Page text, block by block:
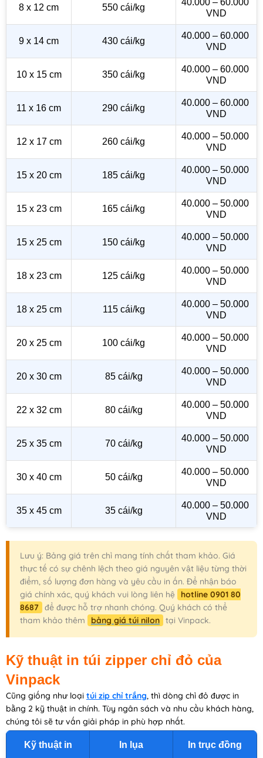
8 x 12 cm 550 cái/kg
VND
9 x 14 cm 430 cái/kg
40.000 – 60.000
VND
10 x 15 cm 350 cái/kg
40.000 – 60.000
VND
11 x 16 cm 290 cái/kg
40.000 – 60.000
VND
12 x 17 cm 260 cái/kg
40.000 – 50.000
VND
15 x 20 cm 185 cái/kg
40.000 – 50.000
VND
15 x 23 cm 165 cái/kg
40.000 – 50.000
VND
15 x 25 cm 150 cái/kg
40.000 – 50.000
VND
18 x 23 cm 125 cái/kg
40.000 – 50.000
VND
18 x 25 cm 115 cái/kg
40.000 – 50.000
VND
20 x 25 cm 100 cái/kg
40.000 – 50.000
VND
20 x 30 cm 85 cái/kg
40.000 – 50.000
VND
22 x 32 cm 80 cái/kg
40.000 – 50.000
VND
25 x 35 cm 70 cái/kg
40.000 – 50.000
VND
30 x 40 cm 50 cái/kg
40.000 – 50.000
VND
35 x 45 cm 35 cái/kg
40.000 – 50.000
VND
Lưu ý: Bảng giá trên chỉ mang tính chất tham khảo. Giá
thực tế có sự chênh lệch theo giá nguyên vật liệu từng thời
điểm, số lượng đơn hàng và yêu cầu in ấn. Để nhận báo
giá chính xác, quý khách vui lòng liên hệ
hotline 0901 80
8687 để được hỗ trợ nhanh chóng. Quý khách có thể
tham khảo thêm
bảng giá túi nilon tại Vinpack.
Kỹ thuật in túi zipper chỉ đỏ của
Vinpack
Cũng giống như loại túi zip chỉ trắng , thì dòng chỉ đỏ được in
bằng 2 kỹ thuật in chính. Tùy ngân sách và nhu cầu khách hàng,
chúng tôi sẽ tư vấn giải pháp in phù hợp nhất.
Kỹ thuật in In lụa In trục đồng